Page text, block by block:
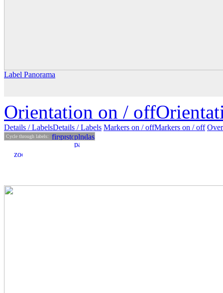
Label Panorama
Orientation on / off
Details / LabelsDetails /Labels Markers on /offMarkers on / off
Cycle through labels: